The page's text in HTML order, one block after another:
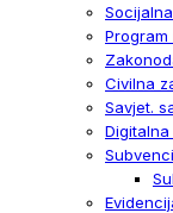
Civilna
Savjet.